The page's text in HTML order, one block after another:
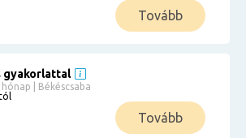
Tovább
gyakorlattal
| Békéscsaba
Tovább